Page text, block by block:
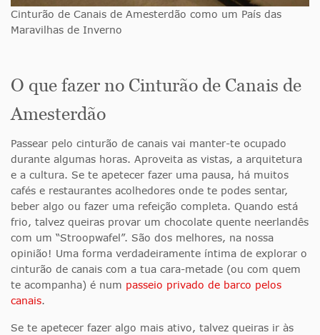
Cinturão de Canais de Amesterdão como um País das
Maravilhas de Inverno
O que fazer no Cinturão de Canais de
Amesterdão
Passear pelo cinturão de canais vai manter-te ocupado
durante algumas horas. Aproveita as vistas, a arquitetura
e a cultura. Se te apetecer fazer uma pausa, há muitos
cafés e restaurantes acolhedores onde te podes sentar,
beber algo ou fazer uma refeição completa. Quando está
frio, talvez queiras provar um chocolate quente neerlandês
com um “Stroopwafel”. São dos melhores, na nossa
opinião! Uma forma verdadeiramente íntima de explorar o
cinturão de canais com a tua cara-metade (ou com quem
te acompanha) é num passeio privado de barco pelos
canais.
Se te apetecer fazer algo mais ativo, talvez queiras ir às